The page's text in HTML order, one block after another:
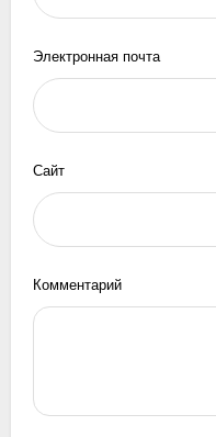
Электронная почта
Сайт
Комментарий